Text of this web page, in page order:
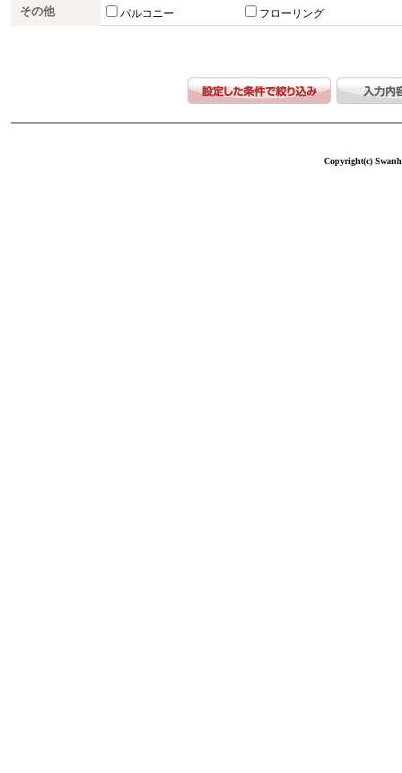
その他 バルコニー フローリング
Copyright(c)